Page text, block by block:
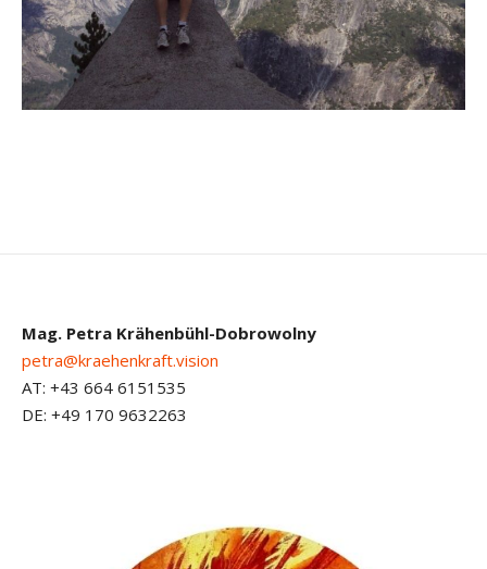
Mag. Petra Krähenbühl-Dobrowolny
petra@kraehenkraft.vision
AT: +43 664 6151535
DE: +49 170 9632263